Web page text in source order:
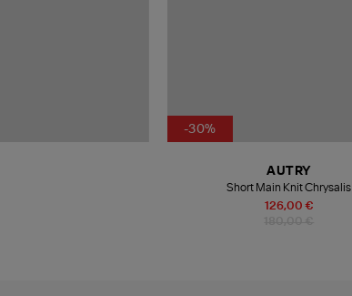
-30%
126,00 €
AUTRY
Short Main Knit Chrysalis